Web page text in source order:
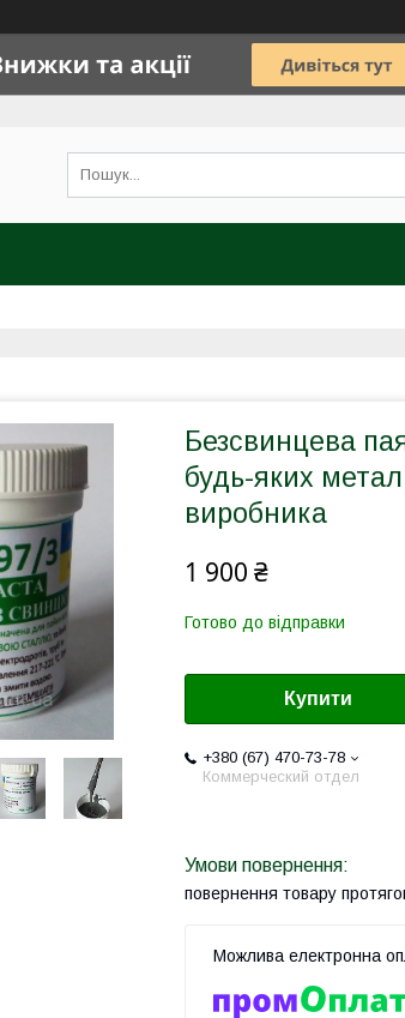
Безсвинцева
будь-яких
виробника
1 900 ₴
Готово до відправки
Купити
+380 (67) 470-73-78
Коммерческий отдел
повернення товару